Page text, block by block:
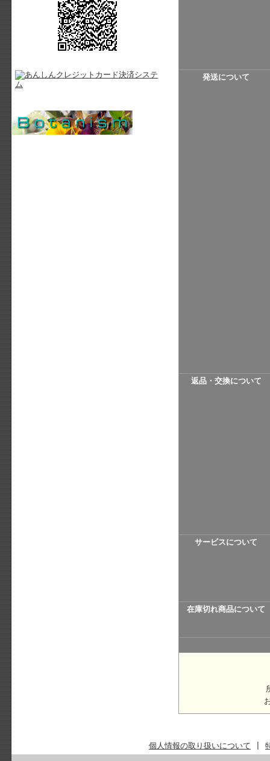
発送について
返品・交換について
サービスについて
在庫切れ商品について
個人情報の取り扱いについて